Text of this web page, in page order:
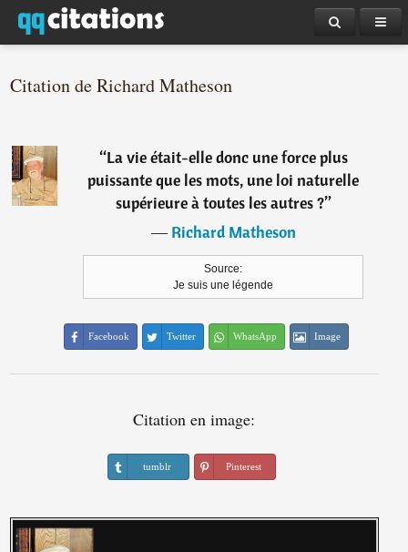
Citation de Richard Matheson
“La vie était-elle donc une force plus
puissante que les mots, une loi naturelle
supérieure à toutes les autres ?”
―Richard Matheson
Source:
Je suis une légende
Facebook Twitter WhatsApp Image
Citation en image:
tumblr Pinterest